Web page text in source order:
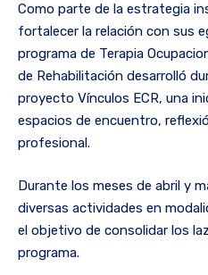
Como parte de la estrategia
fortalecer la relación con sus
programa de Terapia
de Rehabilitación desarrolló
proyecto Vínculos ECR, una
espacios de encuentro,
profesional.
Durante los meses de abril y
diversas actividades en
el objetivo de consolidar los
programa.